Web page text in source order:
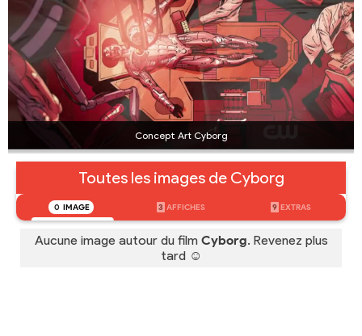
Concept Art Cyborg
Toutes les images de Cyborg
0 IMAGE 3 AFFICHES 9 EXTRAS
Aucune image autour du film Cyborg. Revenez plus
tard ☺